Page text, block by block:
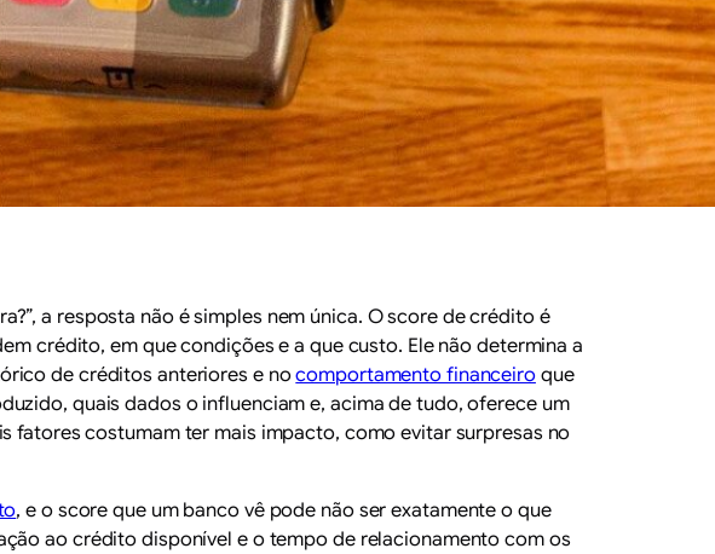
a resposta não é simples nem única. O score de crédito é
crédito, em que condições e a que custo. Ele não determina a
de créditos anteriores e nocomportamento financeiroque
quais dados o influenciam e, acima de tudo, oferece um
fatores costumam ter mais impacto, como evitar surpresas no
, e o score que um banco vê pode não ser exatamente o que
ao crédito disponível e o tempo de relacionamento com os